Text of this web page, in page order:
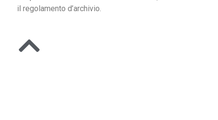
il regolamento d’archivio.